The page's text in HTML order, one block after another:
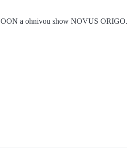
a ohnivou show NOVUS ORIGO.